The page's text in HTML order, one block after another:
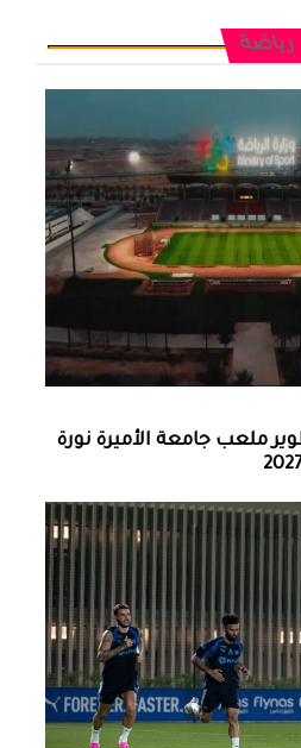
رياضة
ملعب جامعة الأميرة نورة